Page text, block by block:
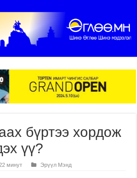
бүртээ хордож
үү?
минут Эрүүл Мэнд